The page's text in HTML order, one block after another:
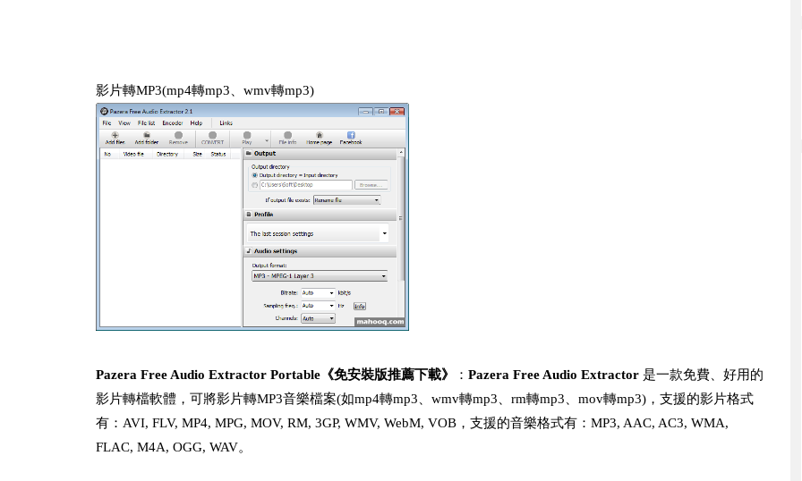
影片轉MP3(mp4轉mp3、wmv轉mp3)
Pazera Free Audio Extractor Portable《免安裝版推薦下載》 ： Pazera Free Audio Extractor 是一款免費、好用的
影片轉檔軟體，可將影片轉MP3音樂檔案(如mp4轉mp3、wmv轉mp3、rm轉mp3、mov轉mp3)，支援的影片格式
有：AVI, FLV, MP4, MPG, MOV, RM, 3GP, WMV, WebM, VOB，支援的音樂格式有：MP3, AAC, AC3, WMA,
FLAC, M4A, OGG, WAV。